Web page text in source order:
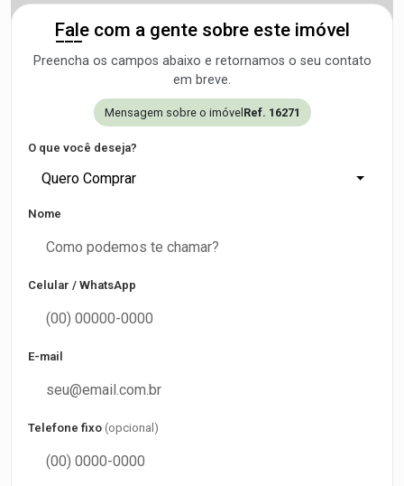
Fale com a gente sobre este imóvel
Preencha os campos abaixo e retornamos o seu contato
em breve.
Mensagem sobre o imóvel Ref. 16271
O que você deseja?
Quero Comprar
Nome
Celular / WhatsApp
E-mail
Telefone fixo (opcional)